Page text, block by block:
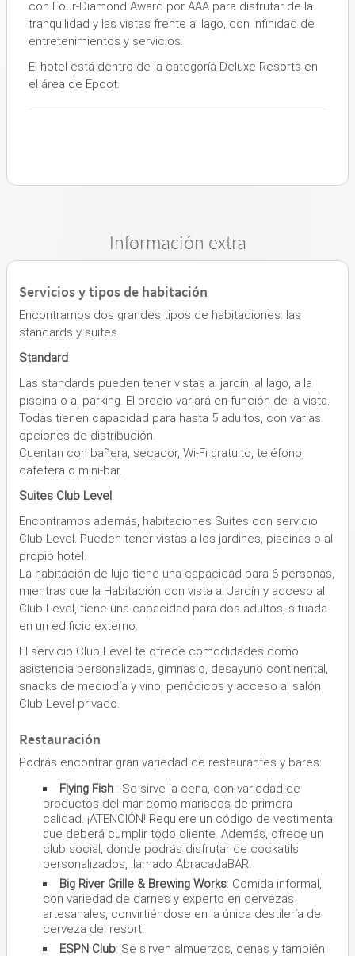
con Four-Diamond Award por AAA para disfrutar de la
tranquilidad y las vistas frente al lago, con infinidad de
entretenimientos y servicios.
El hotel está dentro de la categoría Deluxe Resorts en
el área de Epcot.
Información extra
Servicios y tipos de habitación
Encontramos dos grandes tipos de habitaciones: las
standards y suites.
Standard
Las standards pueden tener vistas al jardín, al lago, a la
piscina o al parking. El precio variará en función de la vista.
Todas tienen capacidad para hasta 5 adultos, con varias
opciones de distribución.
Cuentan con bañera, secador, Wi-Fi gratuito, teléfono,
cafetera o mini-bar.
Suites Club Level
Encontramos además, habitaciones Suites con servicio
Club Level. Pueden tener vistas a los jardines, piscinas o al
propio hotel.
La habitación de lujo tiene una capacidad para 6 personas,
mientras que la Habitación con vista al Jardín y acceso al
Club Level, tiene una capacidad para dos adultos, situada
en un edificio externo.
El servicio Club Level te ofrece comodidades como
asistencia personalizada, gimnasio, desayuno continental,
snacks de mediodía y vino, periódicos y acceso al salón
Club Level privado.
Restauración
Podrás encontrar gran variedad de restaurantes y bares:
Flying Fish : Se sirve la cena, con variedad de
productos del mar como mariscos de primera
calidad. ¡ATENCIÓN! Requiere un código de vestimenta
que deberá cumplir todo cliente. Además, ofrece un
club social, donde podrás disfrutar de cockatils
personalizados, llamado AbracadaBAR.
Big River Grille & Brewing Works: Comida informal,
con variedad de carnes y experto en cervezas
artesanales, convirtiéndose en la única destilería de
cerveza del resort.
ESPN Club: Se sirven almuerzos, cenas y también